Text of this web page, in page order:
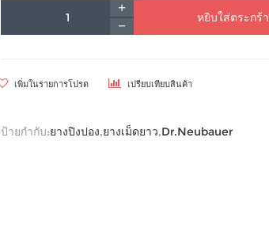
หยิบใส่ตระกร้า
เพิ่มในรายการโปรด เปรียบเทียบสินค้า
ป้ายกำกับ:ยางปิงปอง,ยางเม็ดยาว,Dr.Neubauer